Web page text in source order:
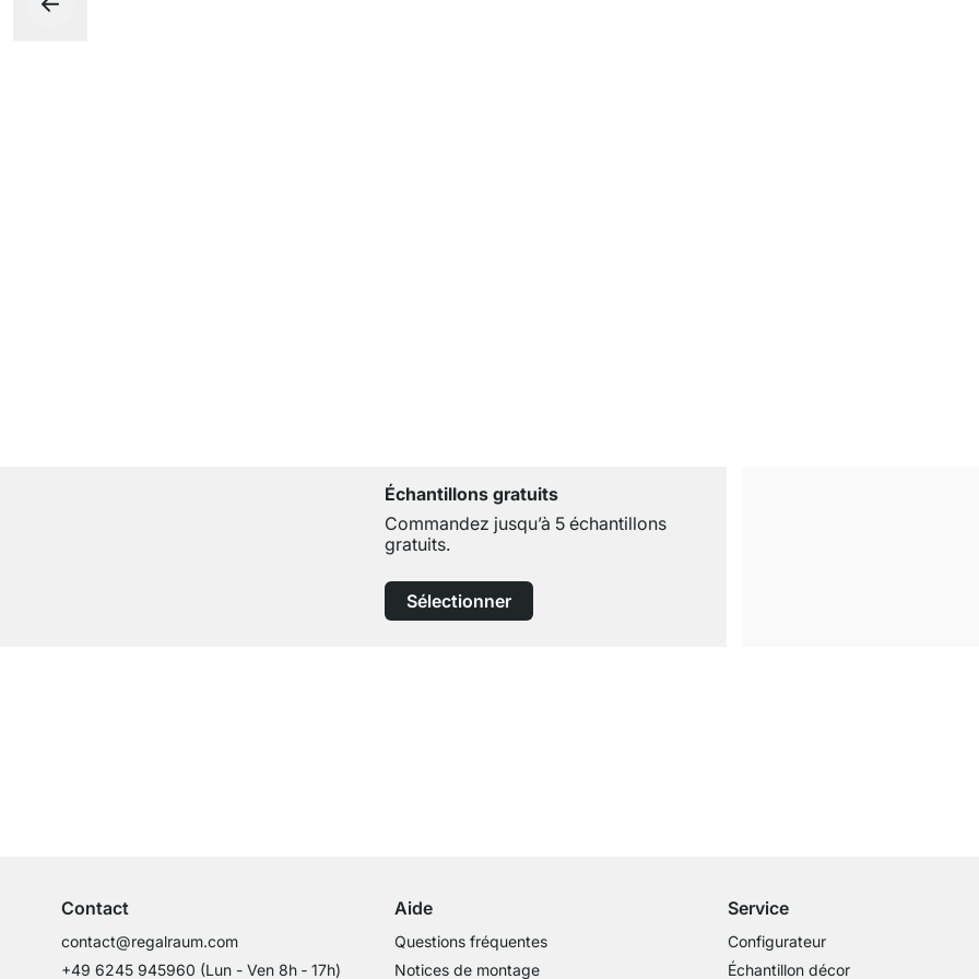
Échantillons gratuits
Commandez jusqu’à 5 échantillons
gratuits.
Sélectionner
Contact
contact@regalraum.com
+49 6245 945960 (Lun - Ven 8h ‑ 17h)
Aide
Questions fréquentes
Notices de montage
Service
Configurateur
Échantillon décor